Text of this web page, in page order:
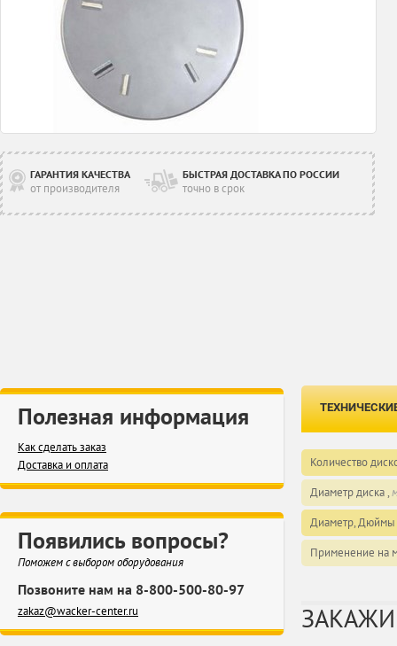
ГАРАНТИЯ КАЧЕСТВА
от производителя
БЫСТРАЯ ДОСТАВКА ПО РОССИИ
точно в срок
Полезная информация
Как сделать заказ
Доставка и оплата
Появились вопросы?
Поможем с выбором оборудования
Позвоните нам на 8-800-500-80-97
zakaz@wacker-center.ru
Количество
Диаметр диска ,
Диаметр, Дюймы
Применение на